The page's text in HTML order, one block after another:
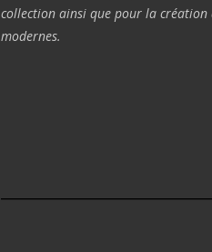
collection ainsi que pour la création
modernes.